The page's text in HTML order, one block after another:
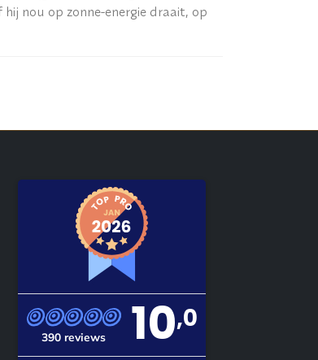
nou op zonne-energie draait, op
390 reviews 10,0